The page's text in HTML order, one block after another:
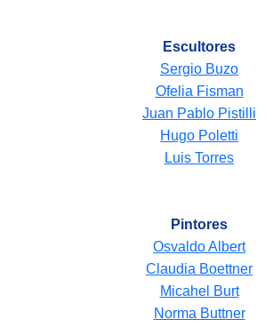
Escultores
Sergio Buzo
Ofelia Fisman
Juan Pablo Pistilli
Hugo Poletti
Luis Torres
Pintores
Osvaldo Albert
Claudia Boettner
Micahel Burt
Norma Buttner